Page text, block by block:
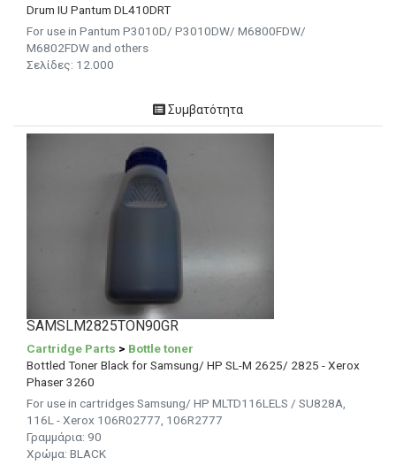
Drum IU Pantum DL410DRT
For use in Pantum P3010D/ P3010DW/ M6800FDW/
M6802FDW and others
Σελίδες: 12.000
Συμβατότητα
SAMSLM2825TON90GR
Cartridge Parts > Bottle toner
Bottled Toner Black for Samsung/ HP SL-M 2625/ 2825 - Xerox
Phaser 3260
For use in cartridges Samsung/ HP MLTD116LELS / SU828A,
116L - Xerox 106R02777, 106R2777
Γραμμάρια: 90
Χρώμα: BLACK